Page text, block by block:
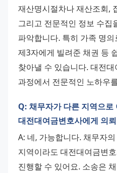
재산명시절차나 재산조회,
그리고 전문적인 정보 수집
파악합니다. 특히 가족 명
제3자에게 빌려준 채권 등
찾아낼 수 있습니다. 대전
과정에서 전문적인 노하우
Q: 채무자가 다른 지역으로
대전대여금변호사에게 의
A: 네, 가능합니다. 채무자
지역이라도 대전대여금변
진행할 수 있어요. 소송은